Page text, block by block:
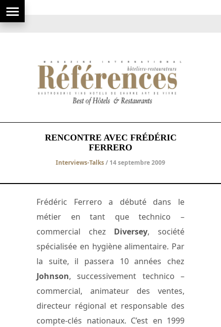
RENCONTRE AVEC FRÉDÉRIC
FERRERO
Interviews-Talks/ 14 septembre 2009
Frédéric Ferrero a débuté dans le
métier en tant que technico –
commercial chez Diversey, société
spécialisée en hygiène alimentaire. Par
la suite, il passera 10 années chez
Johnson, successivement technico –
commercial, animateur des ventes,
directeur régional et responsable des
compte-clés nationaux. C’est en 1999